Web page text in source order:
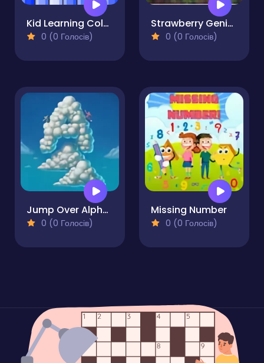
Kid Learning Coloring Pages
0 (0 Голосів)
Strawberry Genius
0 (0 Голосів)
Jump Over Alphabets
0 (0 Голосів)
Missing Number
0 (0 Голосів)